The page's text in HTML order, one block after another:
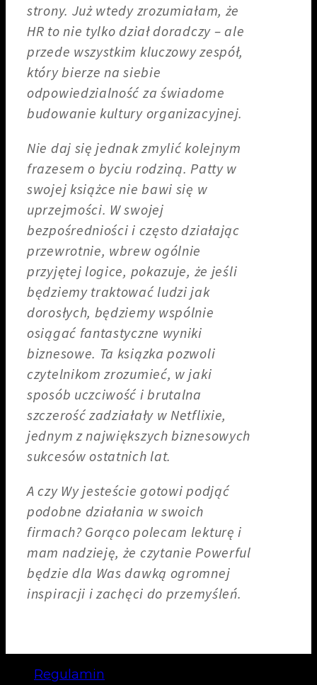
strony. Już wtedy zrozumiałam, że
HR to nie tylko dział doradczy – ale
przede wszystkim kluczowy zespół,
który bierze na siebie
odpowiedzialność za świadome
budowanie kultury organizacyjnej.
Nie daj się jednak zmylić kolejnym
frazesem o byciu rodziną. Patty w
swojej książce nie bawi się w
uprzejmości. W swojej
bezpośredniości i często działając
przewrotnie, wbrew ogólnie
przyjętej logice, pokazuje, że jeśli
będziemy traktować ludzi jak
dorosłych, będziemy wspólnie
osiągać fantastyczne wyniki
biznesowe. Ta ksiązka pozwoli
czytelnikom zrozumieć, w jaki
sposób uczciwość i brutalna
szczerość zadziałały w Netflixie,
jednym z największych biznesowych
sukcesów ostatnich lat.
A czy Wy jesteście gotowi podjąć
podobne działania w swoich
firmach? Gorąco polecam lekturę i
mam nadzieję, że czytanie Powerful
będzie dla Was dawką ogromnej
inspiracji i zachęci do przemyśleń.
Regulamin